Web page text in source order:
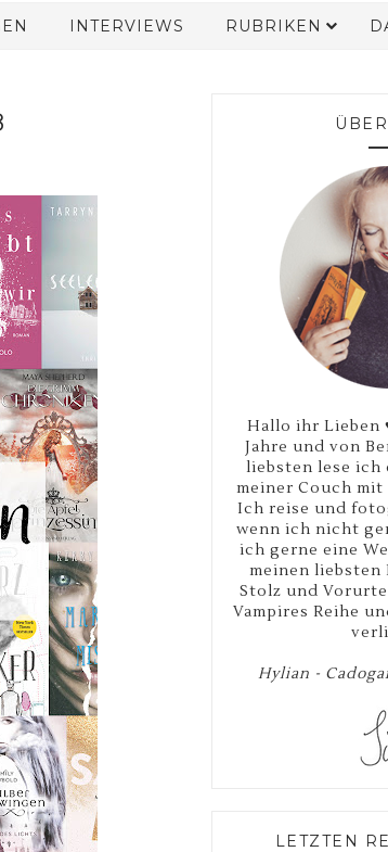
INTERVIEWS RUBRIKEN
Hallo ihr Lieben
Jahre und von
liebsten lese ich
meiner Couch mit
Ich reise und
wenn ich nicht
ich gerne eine
meinen liebsten
Stolz und
Vampires Reihe
Hylian -
LETZTEN